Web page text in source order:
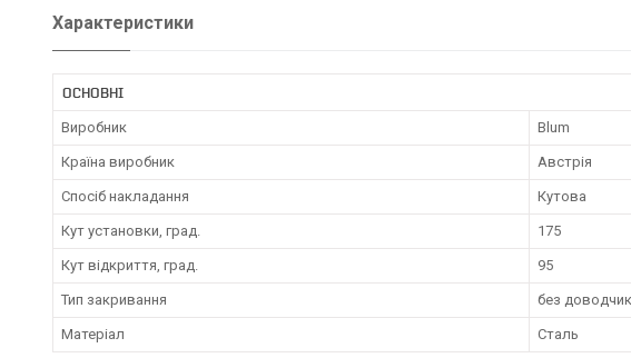
Характеристики
ОСНОВНІ
Виробник Blum
Країна виробник Австрія
Спосіб накладання Кутова
Кут установки, град. 175
Кут відкриття, град. 95
Тип закривання без
Матеріал Сталь